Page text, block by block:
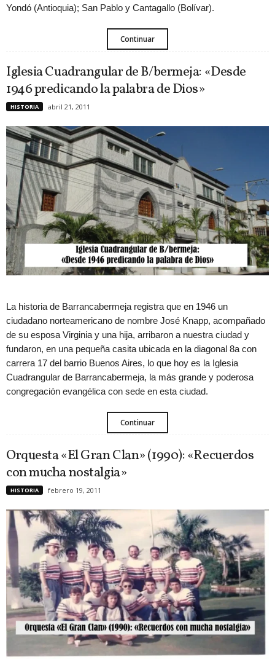
Yondó (Antioquia); San Pablo y Cantagallo (Bolívar).
Continuar
Iglesia Cuadrangular de B/bermeja: «Desde
1946 predicando la palabra de Dios»
HISTORIA abril 21, 2011
La historia de Barrancabermeja registra que en 1946 un
ciudadano norteamericano de nombre José Knapp, acompañado
de su esposa Virginia y una hija, arribaron a nuestra ciudad y
fundaron, en una pequeña casita ubicada en la diagonal 8a con
carrera 17 del barrio Buenos Aires, lo que hoy es la Iglesia
Cuadrangular de Barrancabermeja, la más grande y poderosa
congregación evangélica con sede en esta ciudad.
Continuar
Orquesta «El Gran Clan» (1990): «Recuerdos
con mucha nostalgia»
HISTORIA febrero 19, 2011